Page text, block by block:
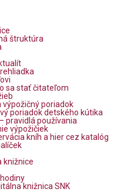
štruktúra
sa stať čitateľom
výpožičný poriadok
poriadok detského kútika
pravidlá používania
výpožičiek
kníh a hier cez katalóg
knižnice
knižnica SNK